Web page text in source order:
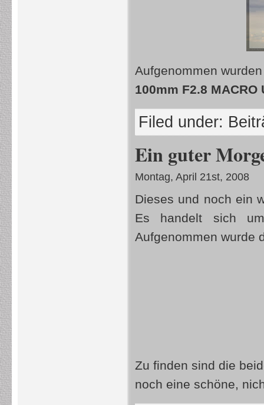
Aufgenommen
100mm F2.8 MACRO
Filed under:
Ein guter
Montag, April 21st, 2008
Dieses und noch ein
Es handelt sich
Aufgenommen wurde
Zu finden sind die
noch eine schöne,